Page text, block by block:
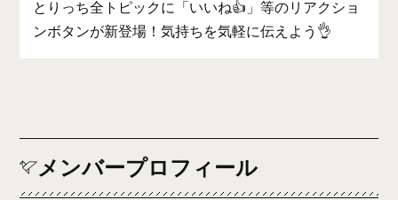
とりっち全トピックに「いいね👍」等のリアクショ
ンボタンが新登場！気持ちを気軽に伝えよう👌
メンバープロフィール